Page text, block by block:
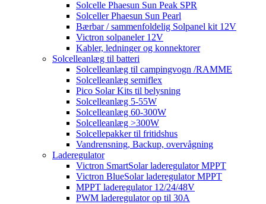
Solcelle Phaesun Sun Peak SPR
Solceller Phaesun Sun Pearl
Bærbar / sammenfoldelig Solpanel kit 12V
Victron solpaneler 12V
Kabler, ledninger og konnektorer
Solcelleanlæg til batteri
Solcelleanlæg til campingvogn /RAMME
Solcelleanlæg semiflex
Pico Solar Kits til belysning
Solcelleanlæg 5-55W
Solcelleanlæg 60-300W
Solcelleanlæg >300W
Solcellepakker til fritidshus
Vandrensning, Backup, overvågning
Laderegulator
Victron SmartSolar laderegulator MPPT
Victron BlueSolar laderegulator MPPT
MPPT laderegulator 12/24/48V
PWM laderegulator op til 30A